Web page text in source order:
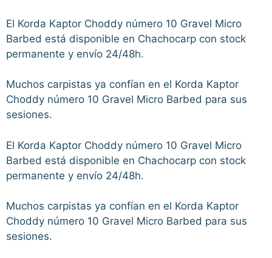
El Korda Kaptor Choddy número 10 Gravel Micro
Barbed está disponible en Chachocarp con stock
permanente y envío 24/48h.
Muchos carpistas ya confían en el Korda Kaptor
Choddy número 10 Gravel Micro Barbed para sus
sesiones.
El Korda Kaptor Choddy número 10 Gravel Micro
Barbed está disponible en Chachocarp con stock
permanente y envío 24/48h.
Muchos carpistas ya confían en el Korda Kaptor
Choddy número 10 Gravel Micro Barbed para sus
sesiones.